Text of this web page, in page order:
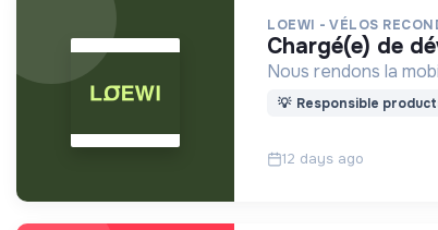
LOEWI - VÉLOS
chargé(e) de
Nous rendons la
💡 Responsible
12 days ago